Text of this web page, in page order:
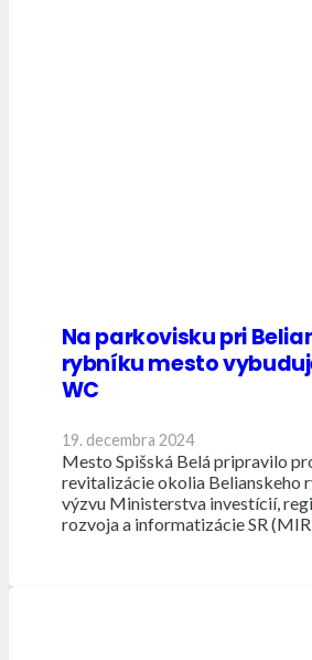
Na parkovisku pri
rybníku mesto
WC
19. decembra 2024
Mesto Spišská Belá pripravilo
revitalizácie okolia Belianskeho
výzvu Ministerstva investícií,
rozvoja a informatizácie SR